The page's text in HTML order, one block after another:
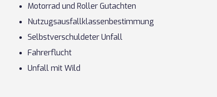
Motorrad und Roller Gutachten
Nutzugsausfallklassenbestimmung
Selbstverschuldeter Unfall
Fahrerflucht
Unfall mit Wild